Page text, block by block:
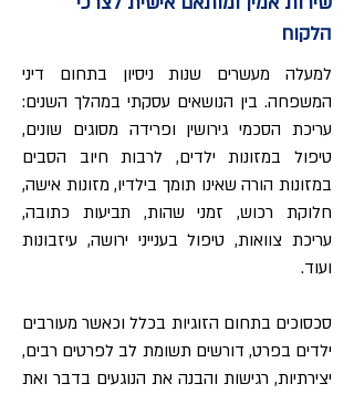
הלקוח
למעלה מעשרים שנות ניסיון בתחום דיני
המשפחה. בין הנושאים עסקתי במהלך השנים:
עריכת הסכמי גירושין ופרידה מסוגים שונים,
טיפול במזונות ילדים, לרבות חיוב הסבים
במזונות הורה שאינו תומך בילדיו, מזונות אישה,
חלוקת רכוש, זמני שהות, תביעות כתובה,
עריכת צוואות, טיפול בענייני ירושה, עיזבונות
ועוד.
סכסוכים בתחום הזוגיות בכלל וכאשר מעורבים
ילדים בפרט, דורשים תשומת לב לפרטים רבים,
יצירתיות, רגישות והבנה את הנוגעים בדבר ואת